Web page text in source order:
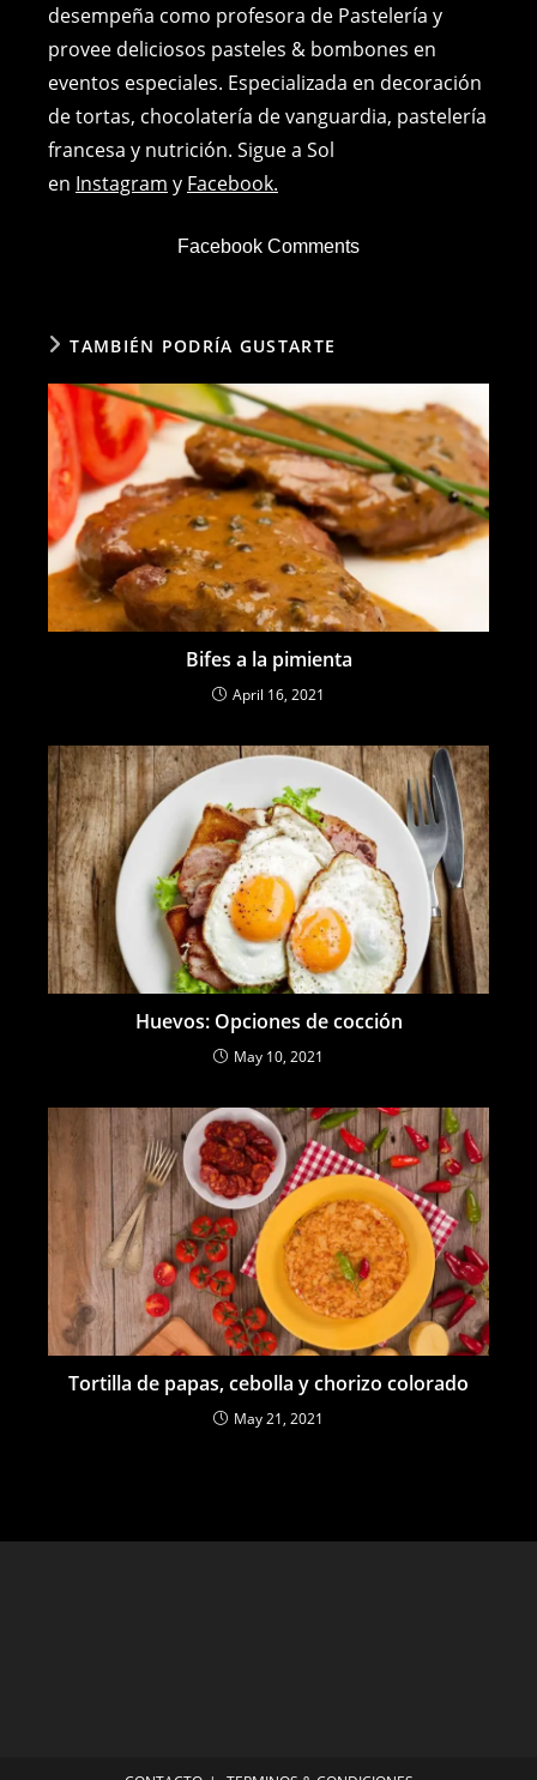
desempeña como profesora de Pastelería y
provee deliciosos pasteles & bombones en
eventos especiales. Especializada en decoración
de tortas, chocolatería de vanguardia, pastelería
francesa y nutrición. Sigue a Sol
en Instagram y Facebook.
Facebook Comments
TAMBIÉN PODRÍA GUSTARTE
Bifes a la pimienta
April 16, 2021
Huevos: Opciones de cocción
May 10, 2021
Tortilla de papas, cebolla y chorizo colorado
May 21, 2021